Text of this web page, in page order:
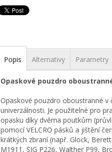
Popis Alternativy Parametry
Opaskové pouzdro
Opaskové pouzdro oboustranné v
univerzálnosti. Je použitelné pro
opasku díky dvěma poutkům
pomocí VELCRO pásků a jištění
krátkých zbraní (např. Glock,
M1911, SIG P226, Walther P99,